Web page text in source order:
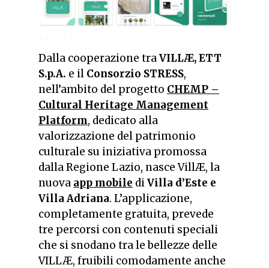
Dalla cooperazione traVILLÆ, ETT
S.p.A. e il Consorzio STRESS,
nell’ambito del progetto CHEMP –
Cultural Heritage Management
Platform, dedicato alla
valorizzazione del patrimonio
culturale su iniziativa promossa
dalla Regione Lazio, nasce VillÆ, la
nuova app mobile diVilla d’Este e
Villa Adriana. L’applicazione,
completamente gratuita, prevede
tre percorsi con contenuti speciali
che si snodano tra le bellezze delle
VILLÆ, fruibili comodamente anche